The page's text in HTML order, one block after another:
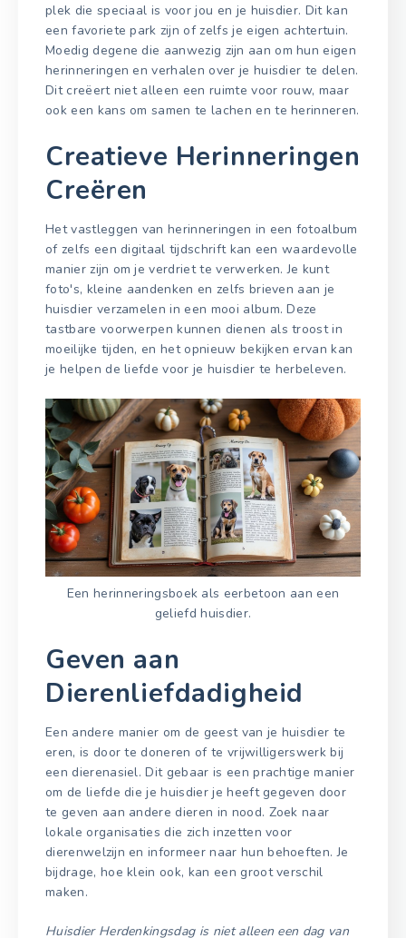
plek die speciaal is voor jou en je huisdier. Dit kan
een favoriete park zijn of zelfs je eigen achtertuin.
Moedig degene die aanwezig zijn aan om hun eigen
herinneringen en verhalen over je huisdier te delen.
Dit creëert niet alleen een ruimte voor rouw, maar
ook een kans om samen te lachen en te herinneren.
Creatieve Herinneringen
Creëren
Het vastleggen van herinneringen in een fotoalbum
of zelfs een digitaal tijdschrift kan een waardevolle
manier zijn om je verdriet te verwerken. Je kunt
foto's, kleine aandenken en zelfs brieven aan je
huisdier verzamelen in een mooi album. Deze
tastbare voorwerpen kunnen dienen als troost in
moeilijke tijden, en het opnieuw bekijken ervan kan
je helpen de liefde voor je huisdier te herbeleven.
Een herinneringsboek als eerbetoon aan een
geliefd huisdier.
Geven aan
Dierenliefdadigheid
Een andere manier om de geest van je huisdier te
eren, is door te doneren of te vrijwilligerswerk bij
een dierenasiel. Dit gebaar is een prachtige manier
om de liefde die je huisdier je heeft gegeven door
te geven aan andere dieren in nood. Zoek naar
lokale organisaties die zich inzetten voor
dierenwelzijn en informeer naar hun behoeften. Je
bijdrage, hoe klein ook, kan een groot verschil
maken.
Huisdier Herdenkingsdag is niet alleen een dag van